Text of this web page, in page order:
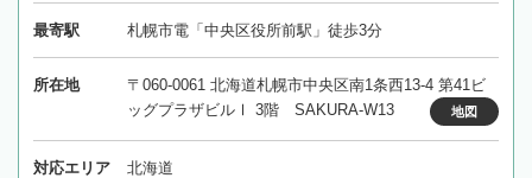
最寄駅 札幌市電「中央区役所前駅」徒歩3分
所在地
〒060-0061 北海道札幌市中央区南1条西13-4 第41ビ
ッグプラザビルⅠ 3階 SAKURA-W13
地図
対応エリア 北海道